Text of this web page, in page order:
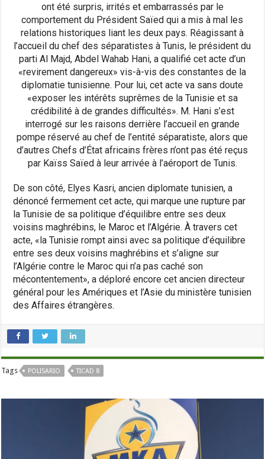
ont été surpris, irrités et embarrassés par le
comportement du Président Saïed qui a mis à mal les
relations historiques liant les deux pays. Réagissant à
l’accueil du chef des séparatistes à Tunis, le président du
parti Al Majd, Abdel Wahab Hani, a qualifié cet acte d’un
«revirement dangereux» vis-à-vis des constantes de la
diplomatie tunisienne. Pour lui, cet acte va sans doute
«exposer les intérêts suprêmes de la Tunisie et sa
crédibilité à de grandes difficultés». M. Hani s’est
interrogé sur les raisons derrière l’accueil en grande
pompe réservé au chef de l’entité séparatiste, alors que
d’autres Chefs d’État africains frères n’ont pas été reçus
par Kaïss Saïed à leur arrivée à l’aéroport de Tunis.
De son côté, Elyes Kasri, ancien diplomate tunisien, a
dénoncé fermement cet acte, qui marque une rupture par
la Tunisie de sa politique d’équilibre entre ses deux
voisins maghrébins, le Maroc et l’Algérie. À travers cet
acte, «la Tunisie rompt ainsi avec sa politique d’équilibre
entre ses deux voisins maghrébins et s’aligne sur
l’Algérie contre le Maroc qui n’a pas caché son
mécontentement», a déploré encore cet ancien directeur
général pour les Amériques et l’Asie du ministère tunisien
des Affaires étrangères.
Tags POLISARIO TICAD 8